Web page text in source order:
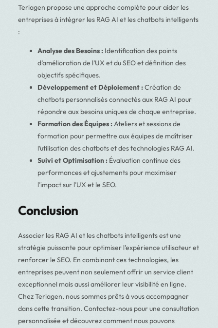
Teriagen propose une approche complète pour aider les
entreprises à intégrer les RAG AI et les chatbots intelligents
:
Analyse des Besoins :Identification des points
d’amélioration de l’UX et du SEO et définition des
objectifs spécifiques.
Développement et Déploiement :Création de
chatbots personnalisés connectés aux RAG AI pour
répondre aux besoins uniques de chaque entreprise.
Formation des Équipes :Ateliers et sessions de
formation pour permettre aux équipes de maîtriser
l’utilisation des chatbots et des technologies RAG AI.
Suivi et Optimisation :Évaluation continue des
performances et ajustements pour maximiser
l’impact sur l’UX et le SEO.
Conclusion
Associer les RAG AI et les chatbots intelligents est une
stratégie puissante pour optimiser l’expérience utilisateur et
renforcer le SEO. En combinant ces technologies, les
entreprises peuvent non seulement offrir un service client
exceptionnel mais aussi améliorer leur visibilité en ligne.
Chez Teriagen, nous sommes prêts à vous accompagner
dans cette transition. Contactez-nous pour une consultation
personnalisée et découvrez comment nous pouvons